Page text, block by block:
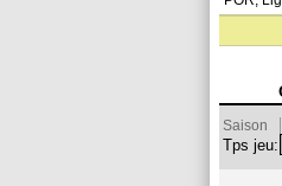
Saison
Tps jeu: